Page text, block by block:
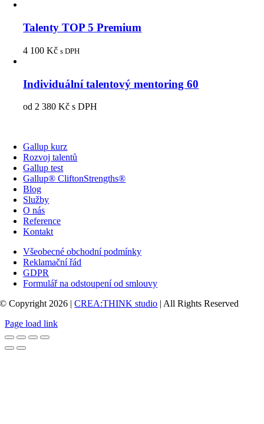
Talenty TOP 5 Premium
4 100Kč s DPH
Individuální talentový mentoring 60
od 2 380Kč s DPH
Gallup kurz
Rozvoj talentů
Gallup test
Gallup® CliftonStrengths®
Blog
Služby
O nás
Reference
Kontakt
Všeobecné obchodní podmínky
Reklamační řád
GDPR
Formulář na odstoupení od smlouvy
© Copyright 2026 |CREA:THINK studio | All Rights Reserved
Page load link